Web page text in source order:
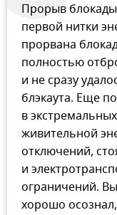
Прорыв
первой нитки
прорвана
полностью
и не сразу
блэкаута. Еще
в
живительной
отключений,
и
ограничений.
хорошо